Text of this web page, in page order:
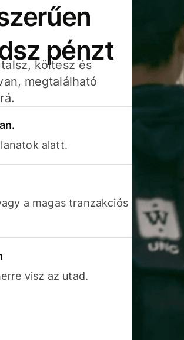
pénzt
költesz és
megtalálható
alatt.
a magas tranzakciós
visz az utad.